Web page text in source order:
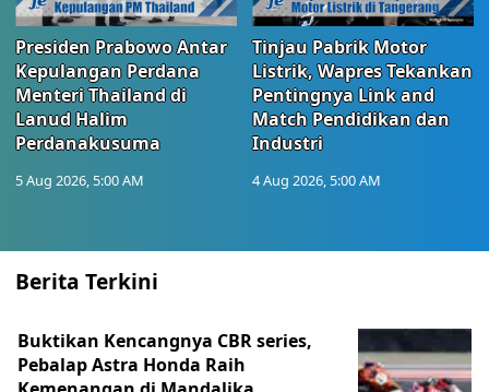
Presiden Prabowo Antar
Kepulangan Perdana
Menteri Thailand di
Lanud Halim
Perdanakusuma
5 Aug 2026, 5:00 AM
Tinjau Pabrik Motor
Listrik, Wapres Tekankan
Pentingnya Link and
Match Pendidikan dan
Industri
4 Aug 2026, 5:00 AM
Berita Terkini
Buktikan Kencangnya CBR series,
Pebalap Astra Honda Raih